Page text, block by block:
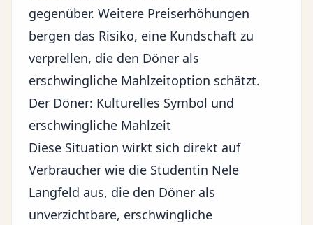
gegenüber. Weitere Preiserhöhungen
bergen das Risiko, eine Kundschaft zu
verprellen, die den Döner als
erschwingliche Mahlzeitoption schätzt.
Der Döner: Kulturelles Symbol und
erschwingliche Mahlzeit
Diese Situation wirkt sich direkt auf
Verbraucher wie die Studentin Nele
Langfeld aus, die den Döner als
unverzichtbare, erschwingliche